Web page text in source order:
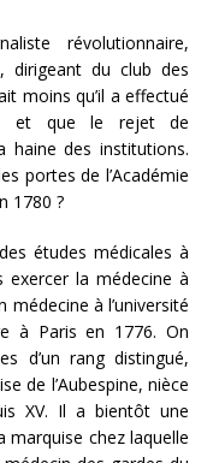
révolutionnaire,
dirigeant du club des
moins qu’il a effectué
et que le rejet de
haine des institutions.
portes de l’Académie
1780 ?
études médicales à
la médecine à
à l’université
à Paris en 1776. On
d’un rang distingué,
de l’Aubespine, nièce
XV. Il a bientôt une
marquise chez laquelle